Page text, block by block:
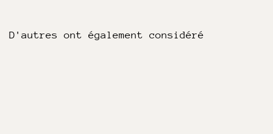
D'autres ont également considéré